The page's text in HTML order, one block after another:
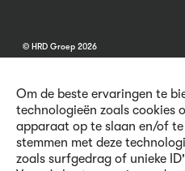
Om de beste ervaringen te
technologieën zoals cookies
apparaat op te slaan en/of
stemmen met deze
zoals surfgedrag of unieke
© HRD Groep 2026
Algemene informatie